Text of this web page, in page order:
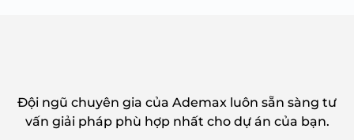
Đội ngũ chuyên gia của Ademax luôn sẵn sàng tư
vấn giải pháp phù hợp nhất cho dự án của bạn.